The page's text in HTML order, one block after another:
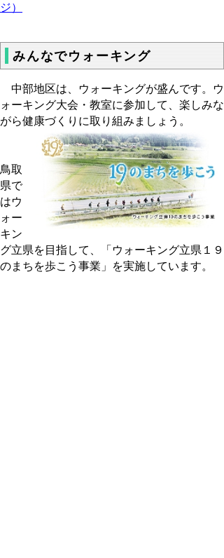
ジ）
みんなでウォーキング
中部地区は、ウォーキングが盛んです。ウ
ォーキング大会・教室に参加して、楽しみな
がら健康づくりに取り組みましょう。
鳥取
県で
はウ
ォー
キン
グ立県を目指して、「ウォーキング立県１９
のまちを歩こう事業」を実施しています。